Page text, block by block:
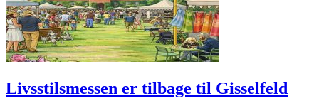
Livsstilsmessen er tilbage til Gisselfeld